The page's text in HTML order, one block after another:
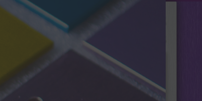
+7(919)641-55-55
+7(950)325-58-08
КОНТАКТЫ